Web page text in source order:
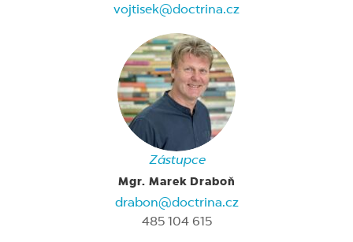
vojtisek@doctrina.cz
Zástupce
Mgr. Marek Draboň
drabon@doctrina.cz
485 104 615